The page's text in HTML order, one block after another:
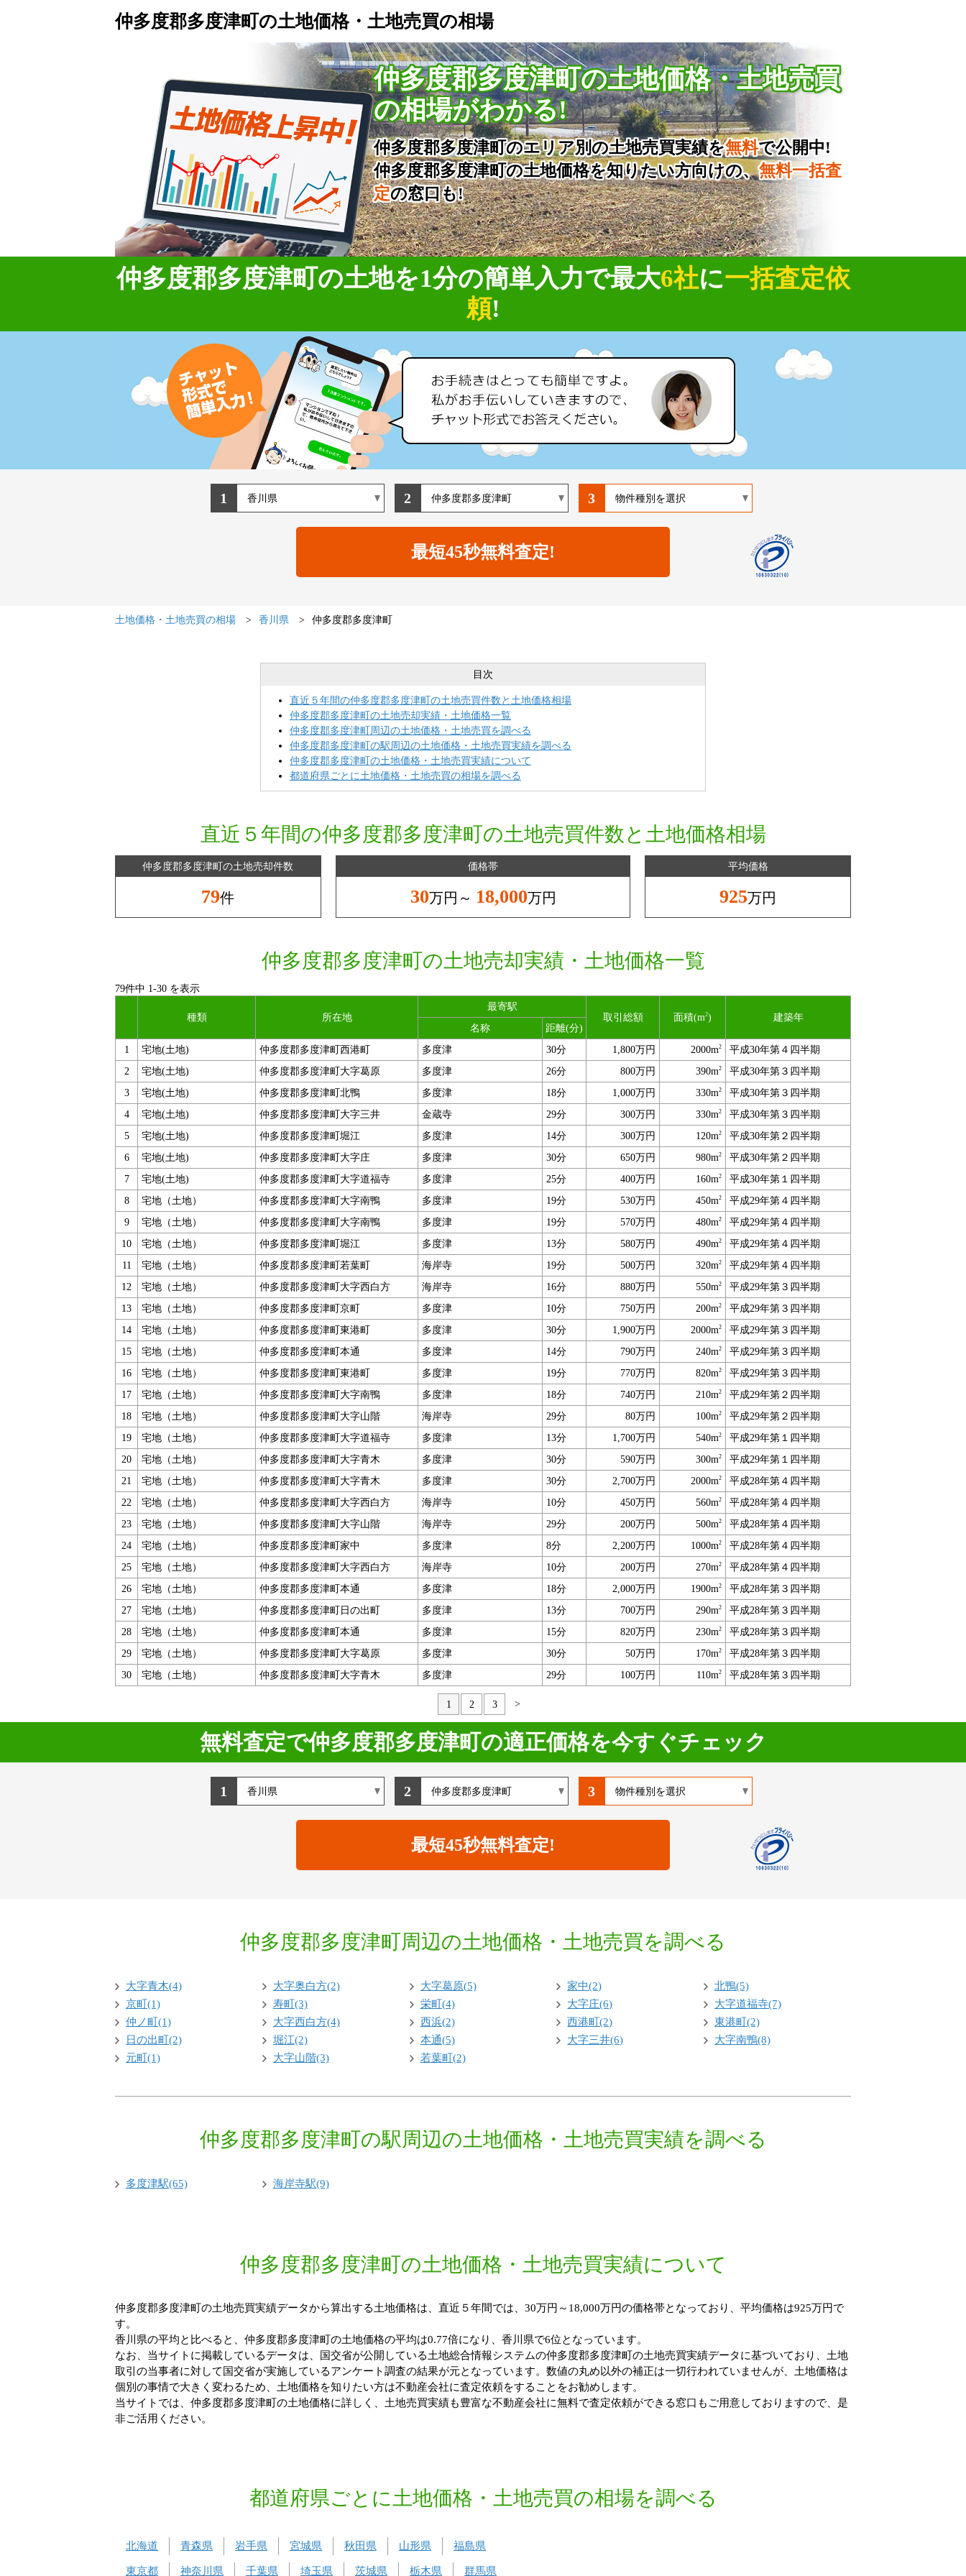
仲多度郡多度津町の土地価格・土地売買の相場
仲多度郡多度津町の土地価格・土地売買
の相場がわかる!
仲多度郡多度津町のエリア別の土地売買実績を無料で公開中!
仲多度郡多度津町の土地価格を知りたい方向けの、無料一括査
定の窓口も!
仲多度郡多度津町の土地を1分の簡単入力で最大6社に一括査定依
頼!
1 2 3
土地価格・土地売買の相場 香川県 仲多度郡多度津町
目次
直近５年間の仲多度郡多度津町の土地売買件数と土地価格相場
仲多度郡多度津町の土地売却実績・土地価格一覧
仲多度郡多度津町周辺の土地価格・土地売買を調べる
仲多度郡多度津町の駅周辺の土地価格・土地売買実績を調べる
仲多度郡多度津町の土地価格・土地売買実績について
都道府県ごとに土地価格・土地売買の相場を調べる
直近５年間の仲多度郡多度津町の土地売買件数と土地価格相場
仲多度郡多度津町の土地売却件数
79件
価格帯
30万円～ 18,000万円
平均価格
925万円
仲多度郡多度津町の土地売却実績・土地価格一覧
79件中 1-30 を表示
種類 所在地
最寄駅
取引総額
面積(m2)
建築年
名称
距離(分)
1
宅地(土地) 仲多度郡多度津町西港町 多度津 30分 1,800万円 2000m2
平成30年第４四半期
2
宅地(土地) 仲多度郡多度津町大字葛原 多度津 26分 800万円 390m2
平成30年第３四半期
3
宅地(土地) 仲多度郡多度津町北鴨 多度津 18分 1,000万円 330m2
平成30年第３四半期
4
宅地(土地) 仲多度郡多度津町大字三井 金蔵寺 29分 300万円 330m2
平成30年第３四半期
5
宅地(土地) 仲多度郡多度津町堀江 多度津 14分 300万円 120m2
平成30年第２四半期
6
宅地(土地) 仲多度郡多度津町大字庄 多度津 30分 650万円 980m2
平成30年第２四半期
7
宅地(土地) 仲多度郡多度津町大字道福寺 多度津 25分 400万円 160m2
平成30年第１四半期
8
宅地（土地） 仲多度郡多度津町大字南鴨 多度津 19分 530万円 450m2
平成29年第４四半期
9
宅地（土地） 仲多度郡多度津町大字南鴨 多度津 19分 570万円 480m2
平成29年第４四半期
10
宅地（土地） 仲多度郡多度津町堀江 多度津 13分 580万円 490m2
平成29年第４四半期
11
宅地（土地） 仲多度郡多度津町若葉町 海岸寺 19分 500万円 320m2
平成29年第４四半期
12
宅地（土地） 仲多度郡多度津町大字西白方 海岸寺 16分 880万円 550m2
平成29年第３四半期
13
宅地（土地） 仲多度郡多度津町京町 多度津 10分 750万円 200m2
平成29年第３四半期
14
宅地（土地） 仲多度郡多度津町東港町 多度津 30分 1,900万円 2000m2
平成29年第３四半期
15
宅地（土地） 仲多度郡多度津町本通 多度津 14分 790万円 240m2
平成29年第３四半期
16
宅地（土地） 仲多度郡多度津町東港町 多度津 19分 770万円 820m2
平成29年第３四半期
17
宅地（土地） 仲多度郡多度津町大字南鴨 多度津 18分 740万円 210m2
平成29年第２四半期
18
宅地（土地） 仲多度郡多度津町大字山階 海岸寺 29分 80万円 100m2
平成29年第２四半期
19
宅地（土地） 仲多度郡多度津町大字道福寺 多度津 13分 1,700万円 540m2
平成29年第１四半期
20
宅地（土地） 仲多度郡多度津町大字青木 多度津 30分 590万円 300m2
平成29年第１四半期
21
宅地（土地） 仲多度郡多度津町大字青木 多度津 30分 2,700万円 2000m2
平成28年第４四半期
22
宅地（土地） 仲多度郡多度津町大字西白方 海岸寺 10分 450万円 560m2
平成28年第４四半期
23
宅地（土地） 仲多度郡多度津町大字山階 海岸寺 29分 200万円 500m2
平成28年第４四半期
24
宅地（土地） 仲多度郡多度津町家中 多度津 8分 2,200万円 1000m2
平成28年第４四半期
25
宅地（土地） 仲多度郡多度津町大字西白方 海岸寺 10分 200万円 270m2
平成28年第４四半期
26
宅地（土地） 仲多度郡多度津町本通 多度津 18分 2,000万円 1900m2
平成28年第３四半期
27
宅地（土地） 仲多度郡多度津町日の出町 多度津 13分 700万円 290m2
平成28年第３四半期
28
宅地（土地） 仲多度郡多度津町本通 多度津 15分 820万円 230m2
平成28年第３四半期
29
宅地（土地） 仲多度郡多度津町大字葛原 多度津 30分 50万円 170m2
平成28年第３四半期
30
宅地（土地） 仲多度郡多度津町大字青木 多度津 29分 100万円 110m2 平成28年第３四半期
1 2 3 >
無料査定で仲多度郡多度津町の適正価格を今すぐチェック
1 2 3
仲多度郡多度津町周辺の土地価格・土地売買を調べる
大字青木(4) 大字奥白方(2) 大字葛原(5) 家中(2)
北鴨(5)
京町(1)
寿町(3) 栄町(4) 大字庄(6)
大字道福寺(7)
仲ノ町(1)
大字西白方(4) 西浜(2) 西港町(2)
東港町(2)
日の出町(2)
堀江(2) 本通(5) 大字三井(6)
大字南鴨(8)
元町(1)
大字山階(3) 若葉町(2)
仲多度郡多度津町の駅周辺の土地価格・土地売買実績を調べる
多度津駅(65) 海岸寺駅(9)
仲多度郡多度津町の土地価格・土地売買実績について
仲多度郡多度津町の土地売買実績データから算出する土地価格は、直近５年間では、30万円～18,000万円の価格帯となっており、平均価格は925万円で
す。
香川県の平均と比べると、仲多度郡多度津町の土地価格の平均は0.77倍になり、香川県で6位となっています。
なお、当サイトに掲載しているデータは、国交省が公開している土地総合情報システムの仲多度郡多度津町の土地売買実績データに基づいており、土地
取引の当事者に対して国交省が実施しているアンケート調査の結果が元となっています。数値の丸め以外の補正は一切行われていませんが、土地価格は
個別の事情で大きく変わるため、土地価格を知りたい方は不動産会社に査定依頼をすることをお勧めします。
当サイトでは、仲多度郡多度津町の土地価格に詳しく、土地売買実績も豊富な不動産会社に無料で査定依頼ができる窓口もご用意しておりますので、是
非ご活用ください。
都道府県ごとに土地価格・土地売買の相場を調べる
北海道 青森県 岩手県 宮城県 秋田県 山形県 福島県
東京都 神奈川県 千葉県 埼玉県 茨城県 栃木県 群馬県